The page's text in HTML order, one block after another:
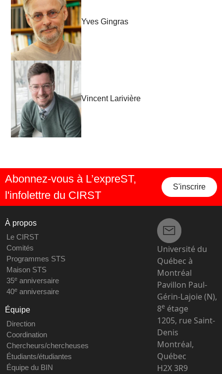
Yves Gingras
Vincent Larivière
Abonnez-vous à L’expreST,
l'infolettre du CIRST
S'inscrire
À propos
Le CIRST
Comités
Programmes STS
Maison STS
35eanniversaire
40eanniversaire
Équipe
Direction
Coordination
Chercheurs/chercheuses
Étudiants/étudiantes
Équipe du BIN
Université du
Québec à
Montréal
Pavillon Paul-
Gérin-Lajoie (N),
8e étage
1205, rue Saint-
Denis
Montréal,
Québec
H2X 3R9